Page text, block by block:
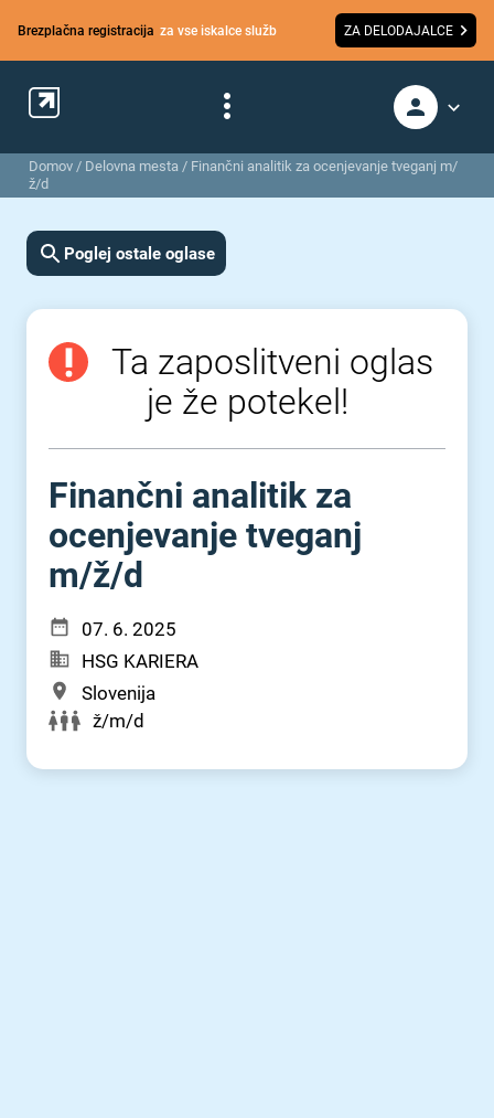
Brezplačna registracija za vse iskalce služb ZA DELODAJALCE
Domov / Delovna mesta / Finančni analitik za ocenjevanje tveganj m/
ž/d
Poglej ostale oglase
Ta zaposlitveni oglas
je že potekel!
Finančni analitik za
ocenjevanje tveganj
m⁠/⁠ž⁠/⁠d
07. 6. 2025
HSG KARIERA
Slovenija
ž/m/d